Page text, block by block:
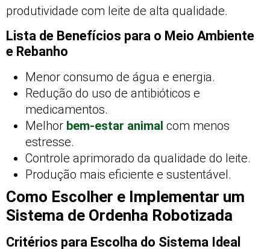
produtividade com leite de alta qualidade.
Lista de Benefícios para o Meio Ambiente
e Rebanho
Menor consumo de água e energia.
Redução do uso de antibióticos e
medicamentos.
Melhor bem-estar animal com menos
estresse.
Controle aprimorado da qualidade do leite.
Produção mais eficiente e sustentável.
Como Escolher e Implementar um
Sistema de Ordenha Robotizada
Critérios para Escolha do Sistema Ideal